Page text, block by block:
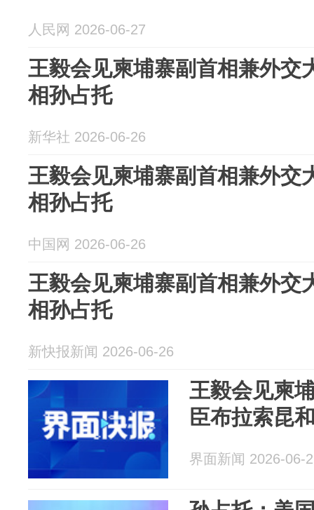
人民网 2026-06-27
王毅会见柬埔寨副首相兼外交
相孙占托
新华社 2026-06-26
王毅会见柬埔寨副首相兼外交
相孙占托
中国网 2026-06-26
王毅会见柬埔寨副首相兼外交
相孙占托
新快报新闻 2026-06-26
王毅会见柬
臣布拉索昆
界面新闻 2026-06-